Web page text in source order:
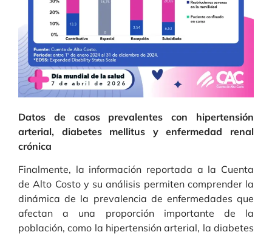
Datos de casos prevalentes con hipertensión
arterial, diabetes mellitus y enfermedad renal
crónica
Finalmente, la información reportada a la Cuenta
de Alto Costo y su análisis permiten comprender la
dinámica de la prevalencia de enfermedades que
afectan a una proporción importante de la
población, como la hipertensión arterial, la diabetes